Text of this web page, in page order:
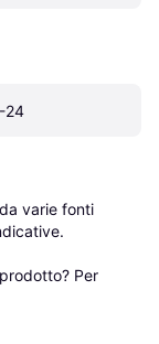
24
varie fonti
Per